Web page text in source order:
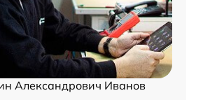
Александрович Иванов